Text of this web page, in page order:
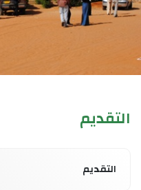
التقديم
التقديم